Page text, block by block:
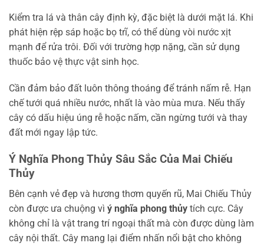
Kiểm tra lá và thân cây định kỳ, đặc biệt là dưới mặt lá. Khi
phát hiện rệp sáp hoặc bọ trĩ, có thể dùng vòi nước xịt
mạnh để rửa trôi. Đối với trường hợp nặng, cần sử dụng
thuốc bảo vệ thực vật sinh học.
Cần đảm bảo đất luôn thông thoáng để tránh nấm rễ. Hạn
chế tưới quá nhiều nước, nhất là vào mùa mưa. Nếu thấy
cây có dấu hiệu úng rễ hoặc nấm, cần ngừng tưới và thay
đất mới ngay lập tức.
Ý Nghĩa Phong Thủy Sâu Sắc Của Mai Chiếu
Thủy
Bên cạnh vẻ đẹp và hương thơm quyến rũ, Mai Chiếu Thủy
còn được ưa chuộng vì ý nghĩa phong thủy tích cực. Cây
không chỉ là vật trang trí ngoại thất mà còn được dùng làm
cây nội thất. Cây mang lại điểm nhấn nổi bật cho không